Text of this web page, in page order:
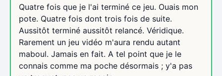
Quatre fois que je l'ai terminé ce jeu. Ouais mon
pote. Quatre fois dont trois fois de suite.
Aussitôt terminé aussitôt relancé. Véridique.
Rarement un jeu vidéo m'aura rendu autant
maboul. Jamais en fait. A tel point que je le
connais comme ma poche désormais ; y'a pas